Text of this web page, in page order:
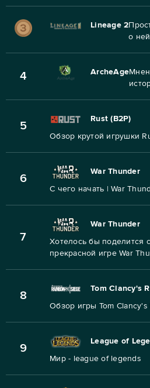
Lineage 2
о
4 ArcheAge
5
Rust (B2P)
Обзор крутой игрушки
6
War Thunder
С чего начать | War
7
War Thunder
Хотелось бы поделится
прекрасной игре War
8
Tom Clancy's
Обзор игры Tom Clancy's
9
League of
Мир - league of legends